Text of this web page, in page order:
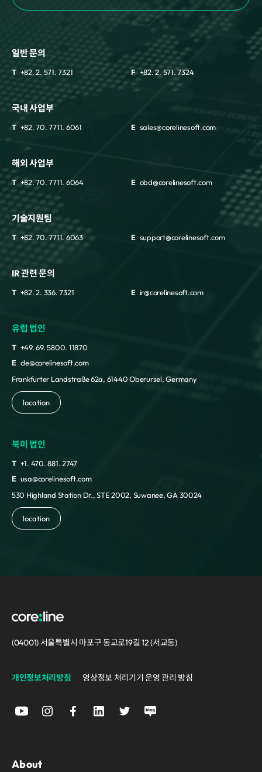
일반 문의
T +82. 2. 571. 7321 F +82. 2. 571. 7324
국내 사업부
T +82. 70. 7711. 6061 E sales@corelinesoft.com
해외 사업부
T +82. 70. 7711. 6064 E obd@corelinesoft.com
기술지원팀
T +82. 70. 7711. 6063 E support@corelinesoft.com
IR 관련 문의
T +82. 2. 336. 7321 E ir@corelinesoft.com
유럽 법인
T +49. 69. 5800. 11870
E cle@corelinesoft.com
Frankfurter Landstraße 62a, 61440 Oberursel, Germany
location
북미 법인
T +1. 470. 881. 2747
E usa@corelinesoft.com
530 Highland Station Dr., STE 2002, Suwanee, GA 30024
location
(04001) 서울특별시 마포구 동교로19길 12 (서교동)
개인정보처리방침 영상정보 처리기기 운영 관리 방침
About